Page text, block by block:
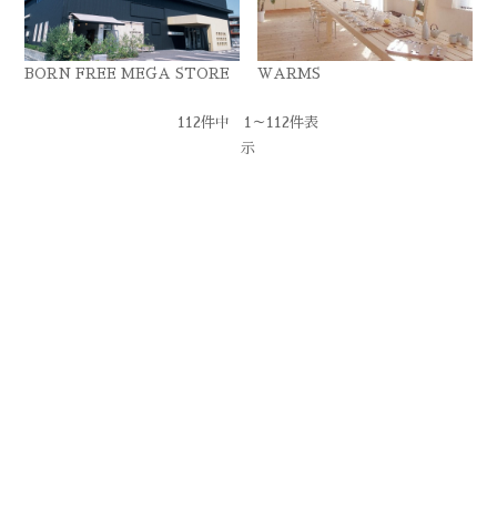
BORN FREE MEGA STORE WARMS
112件中 1～112件表
示